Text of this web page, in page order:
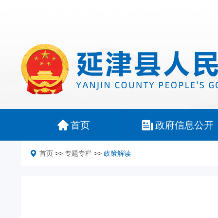
首页 政府信息公开
首页 >> 专题专栏 >> 政策解读